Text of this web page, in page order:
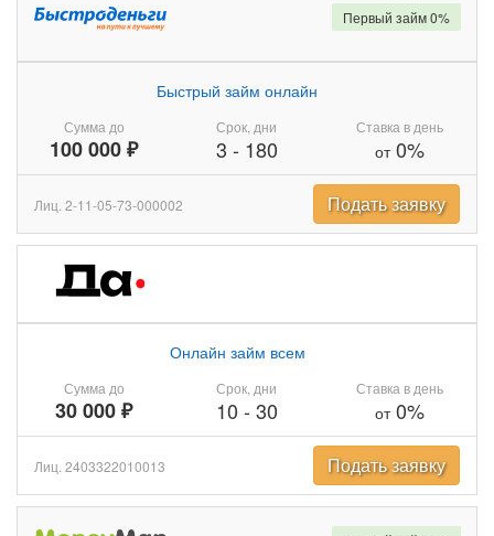
Сумма до
100 000 ₽
Быстрый займ онлайн
Срок, дни
3 - 180
Ставка в день
от0%
Первый займ 0%
Лиц. 2-11-05-73-000002 Подать заявку
Сумма до
30 000 ₽
Онлайн займ всем
Срок, дни
10 - 30
Ставка в день
от0%
Лиц. 2403322010013 Подать заявку